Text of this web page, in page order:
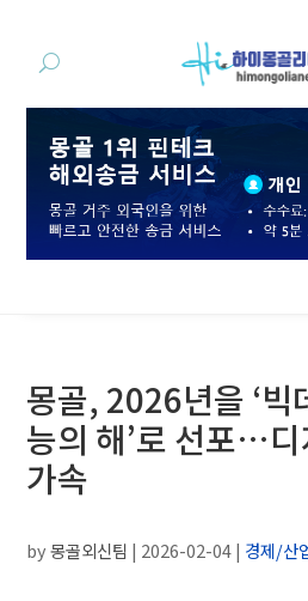
몽골, 2026년을 ‘빅
능의 해’로 선포…
가속
by몽골외신팀 | 2026-02-04| 경제/산